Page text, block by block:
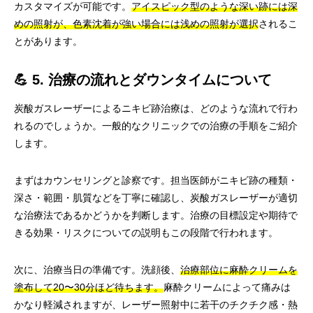
カスタマイズが可能です。 アイスピック型のような深い跡には深
めの照射が、色素沈着が強い場合には浅めの照射が選択されるこ
とがあります。
💪 5. 治療の流れとダウンタイムについて
炭酸ガスレーザーによるニキビ跡治療は、どのような流れで行わ
れるのでしょうか。一般的なクリニックでの治療の手順をご紹介
します。
まずはカウンセリングと診察です。担当医師がニキビ跡の種類・
深さ・範囲・肌質などを丁寧に確認し、炭酸ガスレーザーが適切
な治療法であるかどうかを判断します。治療の目標設定や期待で
きる効果・リスクについての説明もこの段階で行われます。
次に、治療当日の準備です。洗顔後、 治療部位に麻酔クリームを
塗布して20〜30分ほど待ちます。麻酔クリームによって痛みは
かなり軽減されますが、レーザー照射中に若干のチクチク感・熱